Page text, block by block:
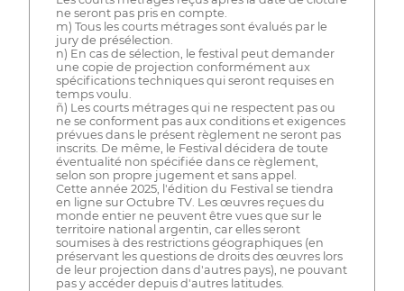
ne seront pas pris en compte.
m) Tous les courts métrages sont évalués par le
jury de présélection.
n) En cas de sélection, le festival peut demander
une copie de projection conformément aux
spécifications techniques qui seront requises en
temps voulu.
ñ) Les courts métrages qui ne respectent pas ou
ne se conforment pas aux conditions et exigences
prévues dans le présent règlement ne seront pas
inscrits. De même, le Festival décidera de toute
éventualité non spécifiée dans ce règlement,
selon son propre jugement et sans appel.
Cette année 2025, l'édition du Festival se tiendra
en ligne sur Octubre TV. Les œuvres reçues du
monde entier ne peuvent être vues que sur le
territoire national argentin, car elles seront
soumises à des restrictions géographiques (en
préservant les questions de droits des œuvres lors
de leur projection dans d'autres pays), ne pouvant
pas y accéder depuis d'autres latitudes.